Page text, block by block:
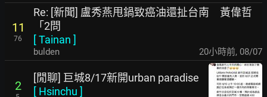
11
76
Re: [新聞] 盧秀燕甩鍋致癌油還扯台南 黃偉哲
「2問
[Tainan ]
bulden 20小時前, 08/07
2
[閒聊] 巨城8/17新開urban paradise
[ Hsinchu ]